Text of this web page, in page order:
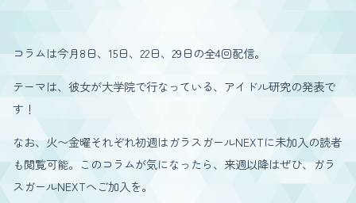
コラムは今月8日、15日、22日、29日の全4回配信。
テーマは、彼女が大学院で行なっている、アイドル研究の発表で
す！
なお、火〜金曜それぞれ初週はガラスガールNEXTに未加入の読者
も閲覧可能。このコラムが気になったら、来週以降はぜひ、ガラ
スガールNEXTへご加入を。